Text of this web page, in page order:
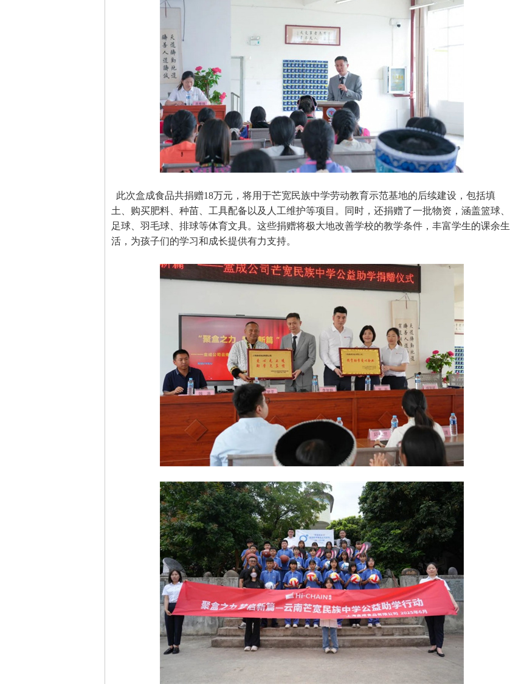
此次盒成食品共捐赠18万元，将用于芒宽民族中学劳动教育示范基地的后续建设，包括填
土、购买肥料、种苗、工具配备以及人工维护等项目。同时，还捐赠了一批物资，涵盖篮球、
足球、羽毛球、排球等体育文具。这些捐赠将极大地改善学校的教学条件，丰富学生的课余生
活，为孩子们的学习和成长提供有力支持。